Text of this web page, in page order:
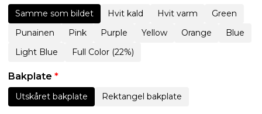
Samme som bildet Hvit kald Hvit varm
Green
Punainen
Pink Purple Yellow Orange
Blue
Light Blue
Full Color (22%)
Bakplate *
Utskåret bakplate Rektangel bakplate